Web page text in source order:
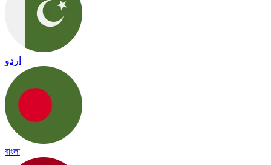
اردو
বাংলা